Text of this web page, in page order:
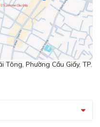
Tông, Phường Cầu Giấy, TP.